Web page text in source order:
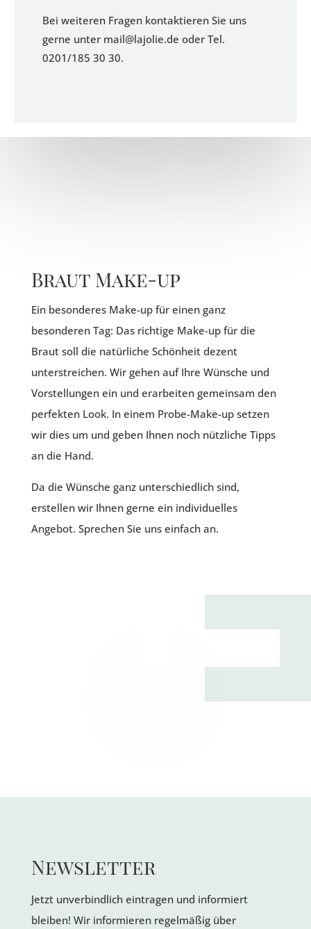
Bei weiteren Fragen kontaktieren Sie uns
gerne unter mail@lajolie.de oder Tel.
0201/185 30 30.
Braut Make-up
Ein besonderes Make-up für einen ganz
besonderen Tag: Das richtige Make-up für die
Braut soll die natürliche Schönheit dezent
unterstreichen. Wir gehen auf Ihre Wünsche und
Vorstellungen ein und erarbeiten gemeinsam den
perfekten Look. In einem Probe-Make-up setzen
wir dies um und geben Ihnen noch nützliche Tipps
an die Hand.
Da die Wünsche ganz unterschiedlich sind,
erstellen wir Ihnen gerne ein individuelles
Angebot. Sprechen Sie uns einfach an.
Newsletter
Jetzt unverbindlich eintragen und informiert
bleiben! Wir informieren regelmäßig über